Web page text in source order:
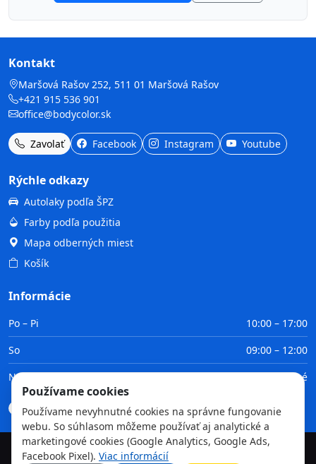
Kontakt
Maršová Rašov 252, 511 01 Maršová Rašov
+421 915 536 901
office@bodycolor.sk
Zavolať Facebook Instagram Youtube
Rýchle odkazy
Autolaky podľa ŠPZ
Farby podľa použitia
Mapa odberných miest
Košík
Informácie
Po – Pi
10:00 – 17:00
So
09:00 – 12:00
Ne
Zatvorené
Doprava Platba Obchodné podmienky GDPR
©2026TvojaFarba.sk • Všetky práva vyhradené
Používame cookies
Používame nevyhnutné cookies na správne fungovanie
webu. So súhlasom môžeme používať aj analytické a
marketingové cookies (Google Analytics, Google Ads,
Facebook Pixel). Viac informácií